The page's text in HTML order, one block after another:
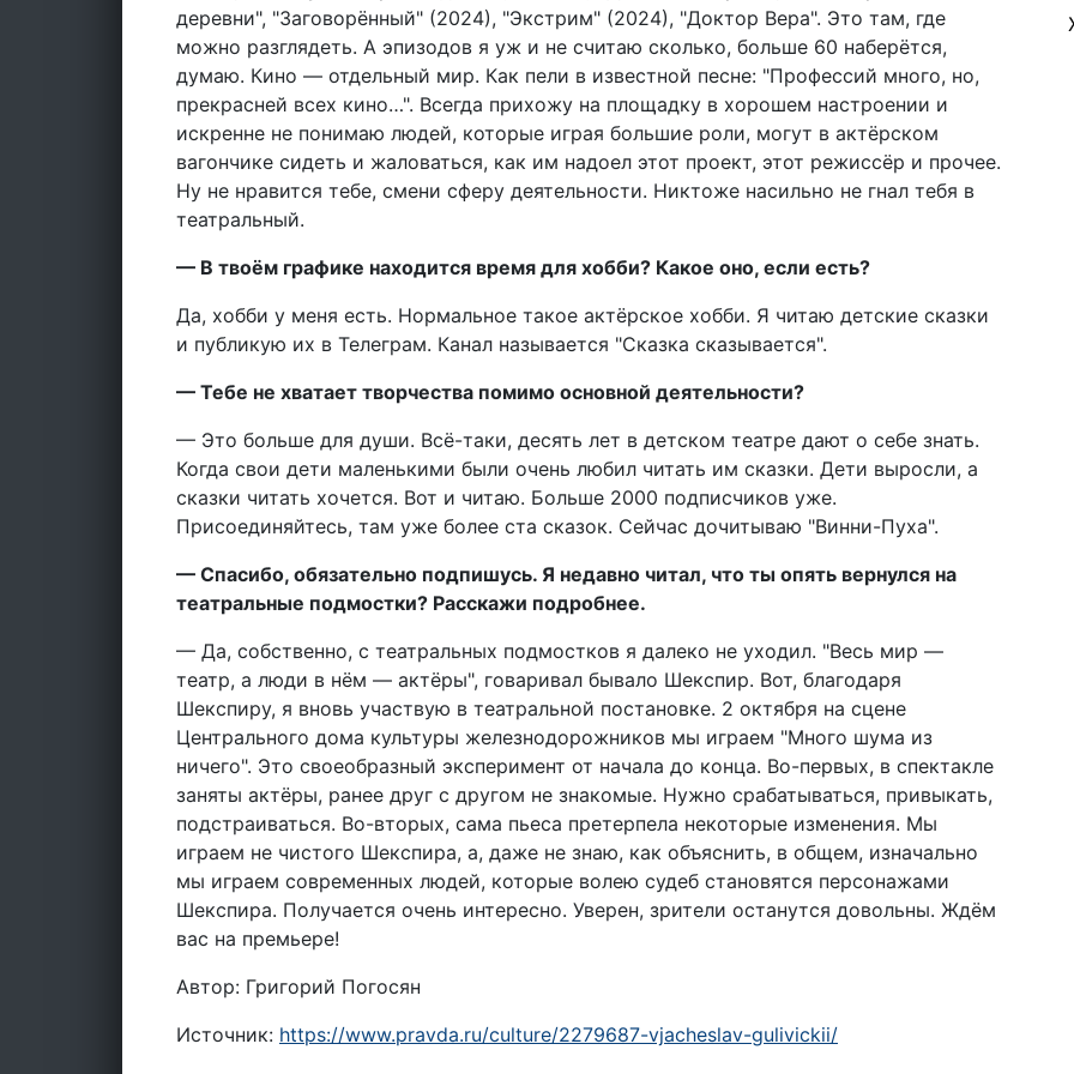
деревни", "Заговорённый" (2024), "Экстрим" (2024), "Доктор Вера". Это там, где
можно разглядеть. А эпизодов я уж и не считаю сколько, больше 60 наберётся,
думаю. Кино — отдельный мир. Как пели в известной песне: "Профессий много, но,
прекрасней всех кино…". Всегда прихожу на площадку в хорошем настроении и
искренне не понимаю людей, которые играя большие роли, могут в актёрском
вагончике сидеть и жаловаться, как им надоел этот проект, этот режиссёр и прочее.
Ну не нравится тебе, смени сферу деятельности. Никтоже насильно не гнал тебя в
театральный.
— В твоём графике находится время для хобби? Какое оно, если есть?
Да, хобби у меня есть. Нормальное такое актёрское хобби. Я читаю детские сказки
и публикую их в Телеграм. Канал называется "Сказка сказывается".
— Тебе не хватает творчества помимо основной деятельности?
— Это больше для души. Всё-таки, десять лет в детском театре дают о себе знать.
Когда свои дети маленькими были очень любил читать им сказки. Дети выросли, а
сказки читать хочется. Вот и читаю. Больше 2000 подписчиков уже.
Присоединяйтесь, там уже более ста сказок. Сейчас дочитываю "Винни-Пуха".
— Спасибо, обязательно подпишусь. Я недавно читал, что ты опять вернулся на
театральные подмостки? Расскажи подробнее.
— Да, собственно, с театральных подмостков я далеко не уходил. "Весь мир —
театр, а люди в нём — актёры", говаривал бывало Шекспир. Вот, благодаря
Шекспиру, я вновь участвую в театральной постановке. 2 октября на сцене
Центрального дома культуры железнодорожников мы играем "Много шума из
ничего". Это своеобразный эксперимент от начала до конца. Во-первых, в спектакле
заняты актёры, ранее друг с другом не знакомые. Нужно срабатываться, привыкать,
подстраиваться. Во-вторых, сама пьеса претерпела некоторые изменения. Мы
играем не чистого Шекспира, а, даже не знаю, как объяснить, в общем, изначально
мы играем современных людей, которые волею судеб становятся персонажами
Шекспира. Получается очень интересно. Уверен, зрители останутся довольны. Ждём
вас на премьере!
Автор: Григорий Погосян
Источник: https://www.pravda.ru/culture/2279687-vjacheslav-gulivickii/